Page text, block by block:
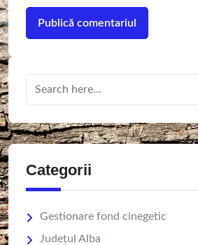
Categorii
Gestionare fond cinegetic
Județul Alba